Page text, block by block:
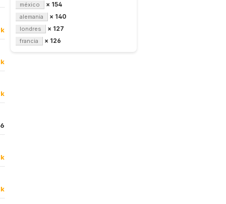
méxico × 154
alemania × 140
londres × 127
francia × 126